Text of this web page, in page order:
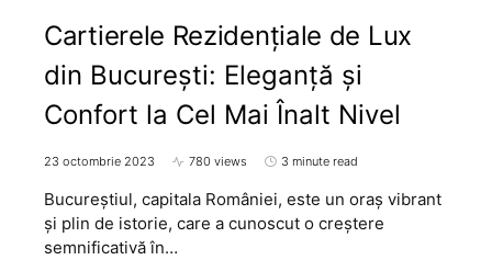
Cartierele Rezidențiale de Lux
din București: Eleganță și
Confort la Cel Mai Înalt Nivel
23 octombrie 2023 780 views 3 minute read
Bucureștiul, capitala României, este un oraș vibrant
și plin de istorie, care a cunoscut o creștere
semnificativă în…